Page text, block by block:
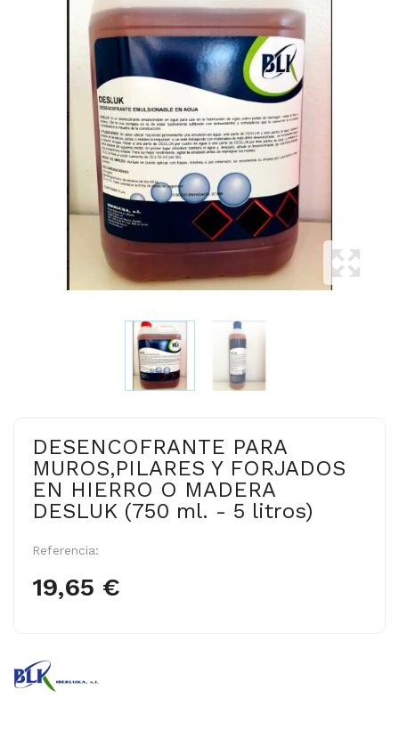
DESENCOFRANTE PARA
MUROS,PILARES Y FORJADOS
EN HIERRO O MADERA
DESLUK (750 ml. - 5 litros)
Referencia:
19,65 €